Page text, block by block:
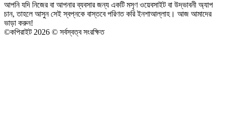
আপনি যদি নিজের বা আপনার ব্যবসার জন্য একটি মসৃণ ওয়েবসাইট বা উদ্ভাবনী অ্যাপ
চান, তাহলে আসুন সেই স্বপ্নকে বাস্তবে পরিণত করি ইনশাআল্লাহ। আজ আমাদের
ভাড়া করুন!
©কপিরাইট 2026 © সর্বস্বত্ব সংরক্ষিত